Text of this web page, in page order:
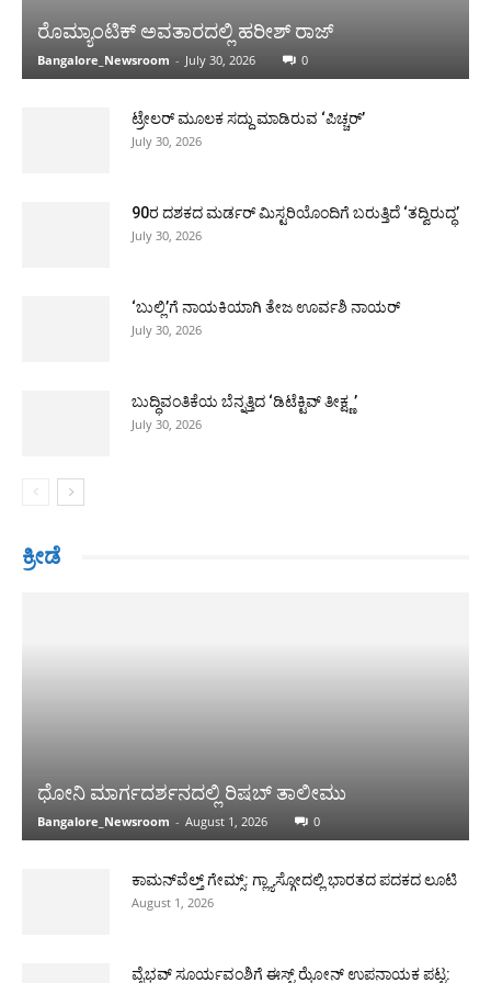
Demand Cabinet Berth for MLA Ramesh |
ಕಾಂಗ್ರೆಸ್‌ ಜಿಲ್ಲಾಧ್ಯಕ್ಷರ ವಿರುದ್ಧ ತಿರುಗಿಬಿದ್ದ ಕೈ ಪಡೆ
00:54
ಬಿಸಿಊಟ ವಿತರಣೆ ಕಂಡು ಆಡಳಿತದ ವಿರುದ್ಧ
ಕೆಂಡಾಮಂಡಲವಾದ ಪೋಷಕರು
00:30
ರೊಮ್ಯಾಂಟಿಕ್ ಅವತಾರದಲ್ಲಿ ಹರೀಶ್ ರಾಜ್
Bangalore_Newsroom - July 30, 2026 0
ಟ್ರೇಲರ್ ಮೂಲಕ ಸದ್ದು ಮಾಡಿರುವ ‘ಪಿಚ್ಚರ್’
July 30, 2026
90ರ ದಶಕದ ಮರ್ಡರ್ ಮಿಸ್ಟರಿಯೊಂದಿಗೆ ಬರುತ್ತಿದೆ ‘ತದ್ವಿರುದ್ಧ’
July 30, 2026
‘ಬುಲ್ಲಿ’ಗೆ ನಾಯಕಿಯಾಗಿ ತೇಜ ಊರ್ವಶಿ ನಾಯರ್
July 30, 2026
ಬುದ್ಧಿವಂತಿಕೆಯ ಬೆನ್ನತ್ತಿದ ‘ಡಿಟೆಕ್ಟಿವ್ ತೀಕ್ಷ್ಣ’
July 30, 2026
ಕ್ರೀಡೆ
ಧೋನಿ ಮಾರ್ಗದರ್ಶನದಲ್ಲಿ ರಿಷಬ್ ತಾಲೀಮು
Bangalore_Newsroom - August 1, 2026 0
ಕಾಮನ್‌ವೆಲ್ತ್ ಗೇಮ್ಸ್: ಗ್ಲ್ಯಾಸ್ಗೋದಲ್ಲಿ ಭಾರತದ ಪದಕದ ಲೂಟಿ
August 1, 2026
ವೈಭವ್ ಸೂರ್ಯವಂಶಿಗೆ ಈಸ್ಟ್ ಝೋನ್ ಉಪನಾಯಕ ಪಟ್ಟ: